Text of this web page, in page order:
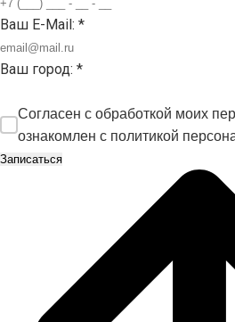
Ваш E-Mail: *
Ваш город: *
Согласен с обработкой моих
ознакомлен с политикой